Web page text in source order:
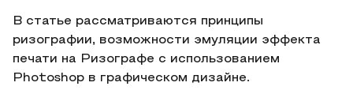
В статье рассматриваются принципы
ризографии, возможности эмуляции эффекта
печати на Ризографе с использованием
Photoshop в графическом дизайне.